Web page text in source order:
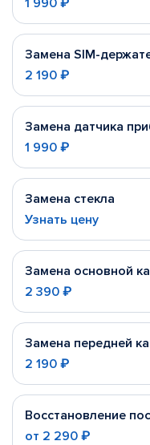
1 990 ₽
Замена SIM-
2 190 ₽
Замена датчика
1 990 ₽
Замена стекла
Узнать цену
Замена основной
2 390 ₽
Замена передней
2 190 ₽
Восстановление
от 2 290 ₽